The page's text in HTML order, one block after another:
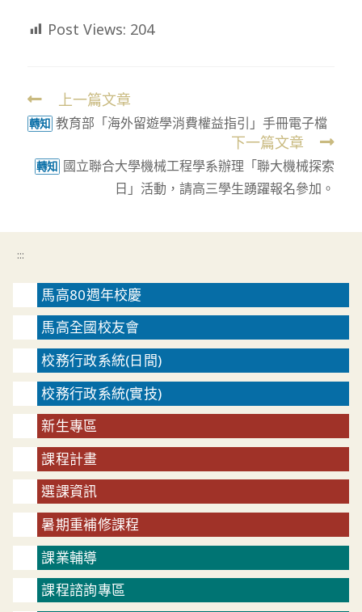
Post Views: 204
Read
more
上一篇文章
轉知 教育部「海外留遊學消費權益指引」手冊電子檔
下一篇文章
轉知 國立聯合大學機械工程學系辦理「聯大機械探索
日」活動，請高三學生踴躍報名參加。
:::
馬高80週年校慶
馬高全國校友會
校務行政系統(日間)
校務行政系統(實技)
新生專區
課程計畫
選課資訊
暑期重補修課程
課業輔導
課程諮詢專區